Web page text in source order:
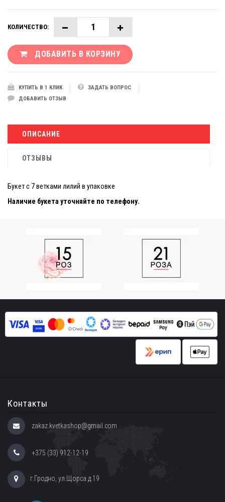
КОЛИЧЕСТВО:
ДОБАВИТЬ В КОРЗИНУ
КУПИТЬ В 1 КЛИК
ЗАДАТЬ ВОПРОС
ДОБАВИТЬ ОТЗЫВ
ОПИСАНИЕ
ОТЗЫВЫ
Букет с 7 ветками лилий в упаковке
Наличие букета уточняйте по телефону.
Контакты
zakaz.kvetkashop@gmail.com
+375 (33) 912-12-19
г.Гродно, ул.Щорса д.19